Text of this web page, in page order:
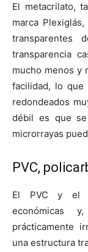
El metacrilato,
marca
transparentes
transparencia
mucho menos y
facilidad, lo que
redondeados
débil es que
microrrayas
PVC,
El PVC y el
económicas
prácticamente
una estructura